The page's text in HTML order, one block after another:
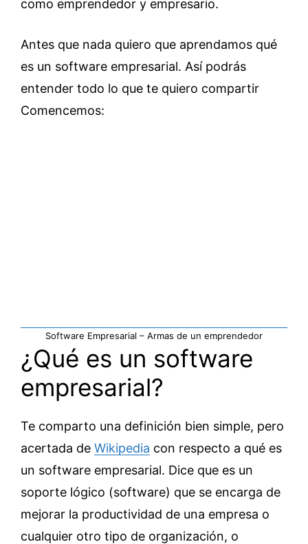
como emprendedor y empresario.
Antes que nada quiero que aprendamos qué
es un software empresarial. Así podrás
entender todo lo que te quiero compartir
Comencemos:
Software Empresarial – Armas de un emprendedor
¿Qué es un software
empresarial?
Te comparto una definición bien simple, pero
acertada de Wikipedia con respecto a qué es
un software empresarial. Dice que es un
soporte lógico (software) que se encarga de
mejorar la productividad de una empresa o
cualquier otro tipo de organización, o